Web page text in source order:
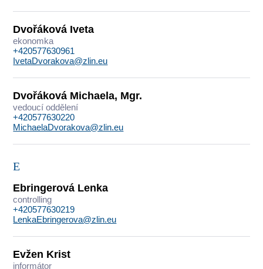
Dvořáková Iveta
ekonomka
+420577630961
IvetaDvorakova@zlin.eu
Dvořáková Michaela, Mgr.
vedoucí oddělení
+420577630220
MichaelaDvorakova@zlin.eu
E
Ebringerová Lenka
controlling
+420577630219
LenkaEbringerova@zlin.eu
Evžen Krist
informátor